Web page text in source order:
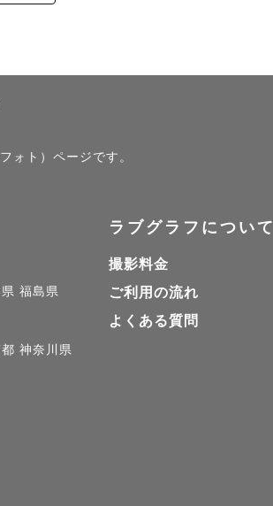
ォト）ページです。
福島県
神奈川県
ラブグラフについて
撮影料金
ご利用の流れ
よくある質問